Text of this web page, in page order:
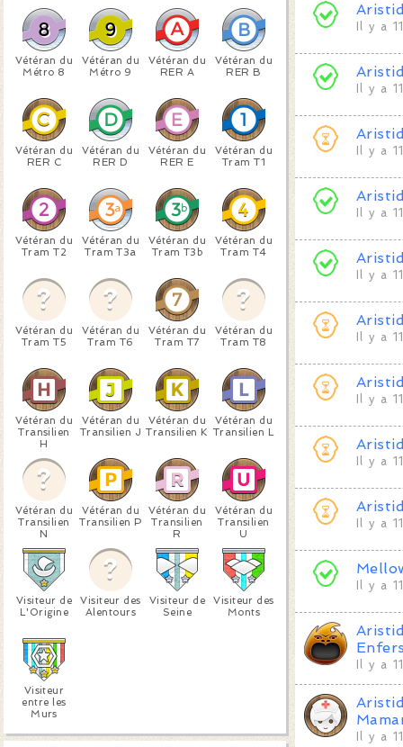
Vétéran du
Métro 8
Vétéran du
Métro 9
Vétéran du
RER A
Vétéran du
RER B
Vétéran du
RER C
Vétéran du
RER D
Vétéran du
RER E
Vétéran du
Tram T1
Vétéran du
Tram T2
Vétéran du
Tram T3a
Vétéran du
Tram T3b
Vétéran du
Tram T4
Vétéran du
Tram T5
Vétéran du
Tram T6
Vétéran du
Tram T7
Vétéran du
Tram T8
Vétéran du
Transilien
H
Vétéran du
Transilien J
Vétéran du
Transilien K
Vétéran du
Transilien L
Vétéran du
Transilien
N
Vétéran du
Transilien P
Vétéran du
Transilien
R
Vétéran du
Transilien
U
Visiteur de
L'Origine
Visiteur des
Alentours
Visiteur de
Seine
Visiteur des
Monts
Visiteur
entre les
Murs
Il y a
Il y a
Il y a
Il y a
Il y a
Il y a
Il y a
Il y a
Il y a
Il y a
Il y a
Il y a